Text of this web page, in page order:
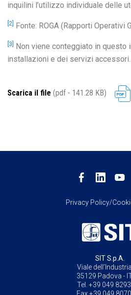
inquilini l’utilizzo individuale delle
[2] Fonte: ROGA (Rapporti Operativi
[3]
Non viene conteggiato in questo
installazioni e dei servizi accessori.
Scarica il file (pdf - 141.28 KB)
Privacy Policy/
SIT S.p.A.
Viale
35129 Padova -
Tel. +39 049